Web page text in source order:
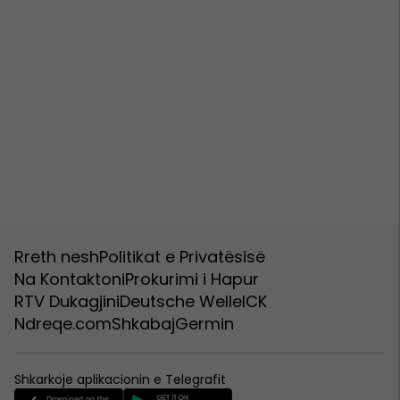
Rreth neshPolitikat e Privatësisë
Na KontaktoniProkurimi i Hapur
RTV DukagjiniDeutsche WelleICK
Ndreqe.comShkabajGermin
Shkarkoje aplikacionin e Telegrafit